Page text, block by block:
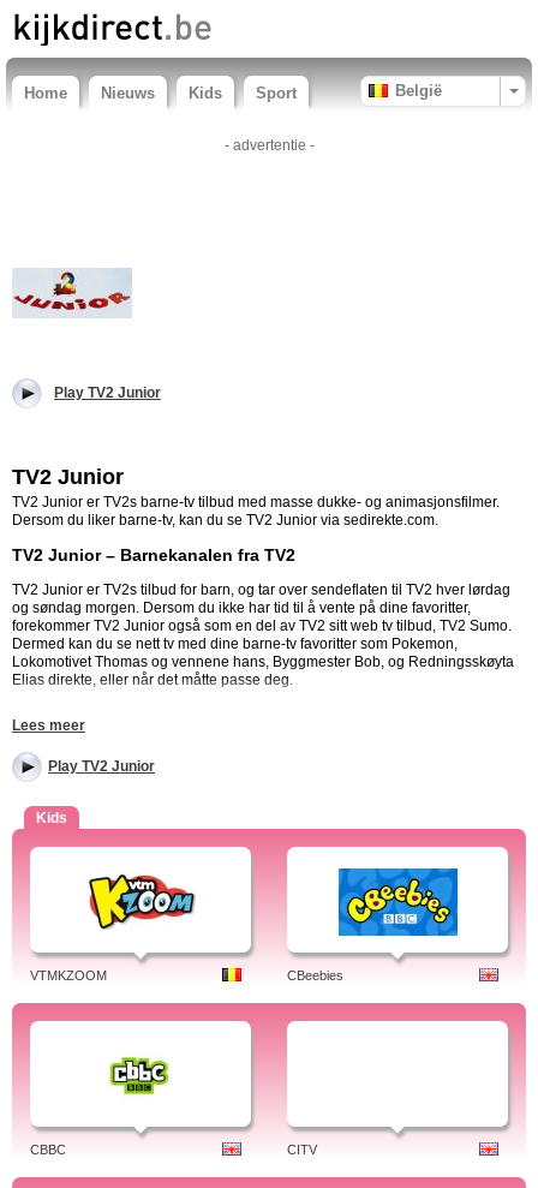
Home Nieuws Kids Sport België
- advertentie -
Play TV2 Junior
TV2 Junior
TV2 Junior er TV2s barne-tv tilbud med masse dukke- og animasjonsfilmer.
Dersom du liker barne-tv, kan du se TV2 Junior via sedirekte.com.
TV2 Junior – Barnekanalen fra TV2
TV2 Junior er TV2s tilbud for barn, og tar over sendeflaten til TV2 hver lørdag
og søndag morgen. Dersom du ikke har tid til å vente på dine favoritter,
forekommer TV2 Junior også som en del av TV2 sitt web tv tilbud, TV2 Sumo.
Dermed kan du se nett tv med dine barne-tv favoritter som Pokemon,
Lokomotivet Thomas og vennene hans, Byggmester Bob, og Redningsskøyta
Elias direkte, eller når det måtte passe deg.
TV2 Junior byr på en rekke populære barnefilmer. Bananer i pysjamas,
Byggmester Bob, Pokémon, Lazytown, Mia og meg, og Thomas og vennene
hans er populært blant barna. Redningsskøyta Elias er en norskprodusert
animasjonsserie i samme gate som Pelle Politibil, og regnes som en av TV2
Junior sine største suksesser.
Annet innhold på TV2 Junior
Charley & Mimmo, Vennebyen, Mia & meg, Milo, Oktonautene, Rosas verden,
og Sjøsiden Hotell er noen av de andre barne-tv programmene du kan se hos
TV2 Junior. Programmer: Charley & Mimmo, elias, Kaptein Sabeltann,
Koalabrodrene, Kutoppen, Lazytown, Manon, Moby Dick, Ozie Boo!,
Spokelsesgjenge, Pokemon, Milo, Babar, Woffy, Argai, Charley & Mimmo, elias,
Kaptein Sabeltann, Koalabrodrene, Kutoppen, Lazytown, Manon, Moby Dick,
Ozie Boo!, Spokelsesgjengen, the Baby Triplets. Gratis underholdning.
TV2 Junior som gratis web tv
Du kan se hele episoder og sesonger av serier på TV2 Junior. Du kan selvsagt
se innhold fra TV2 Junior via sedirekte.com. På TV2 Junior snakker alle norsk.
Tags: tv 2 junior, programmer, wiki, elias, serier, 2013, sumo, tv2 sumo, hjelper
deg, 2003, sport, vennebyen, nyheter, spill, zebra, tv, winx, the voice, cd,
program, nett tv, bliss, skole, no, tv 2 junior, norge, norsk, Barne-TV.
Tegneserier, serier og mye annet.
Lees meer
Play TV2 Junior
Kids
VTMKZOOM CBeebies
CBBC CITV